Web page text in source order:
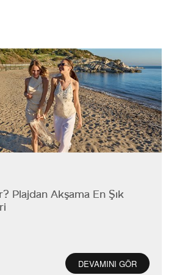
Plajdan Akşama En Şık
DEVAMINI GÖR